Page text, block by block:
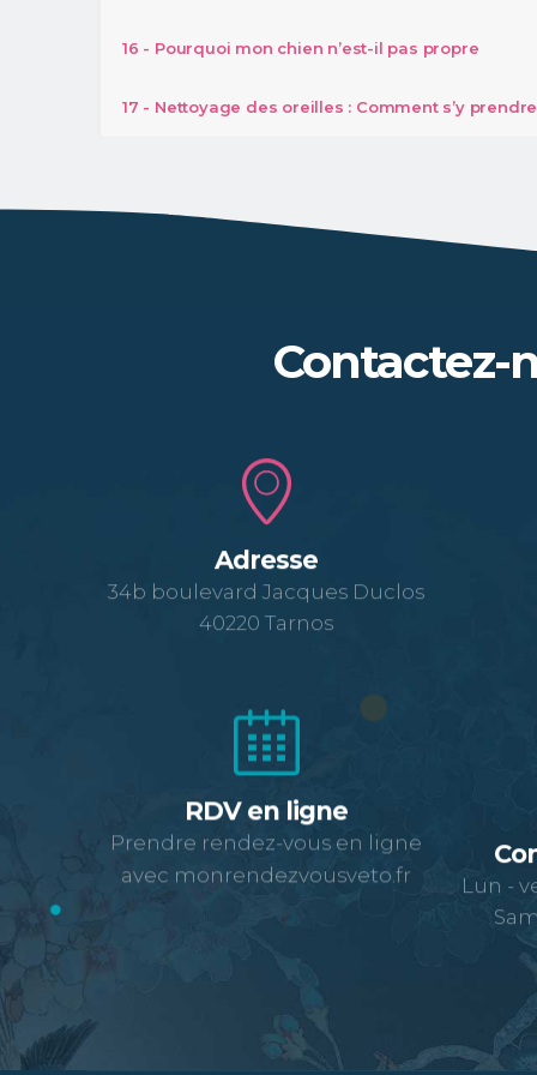
16 - Pourquoi mon chien n’est-il pas propre
17 - Nettoyage des oreilles : Comment s’y prendre
Contactez-
Adresse
34b boulevard Jacques Duclos
40220 Tarnos
RDV en ligne
Prendre rendez-vous en ligne
avec monrendezvousveto.fr
Lun -